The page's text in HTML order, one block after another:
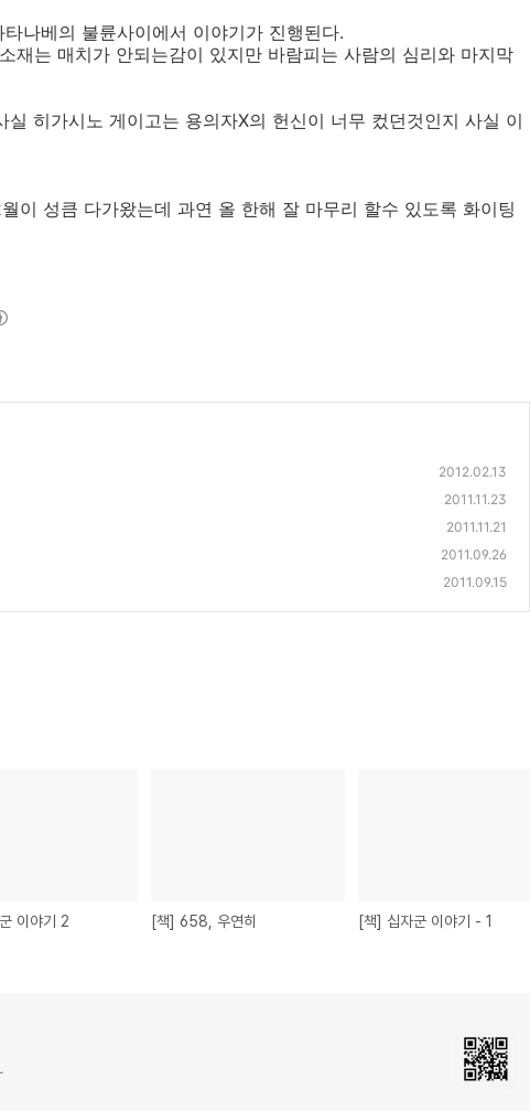
나베의 불륜사이에서 이야기가 진행된다.
재는 매치가 안되는감이 있지만 바람피는 사람의 심리와 마지막
실 히가시노 게이고는 용의자X의 헌신이 너무 컸던것인지 사실 이
이 성큼 다가왔는데 과연 올 한해 잘 마무리 할수 있도록 화이팅
2012.02.13
2011.11.23
2011.11.21
2011.09.26
2011.09.15
이야기 2 [책] 658, 우연히 [책] 십자군 이야기 - 1